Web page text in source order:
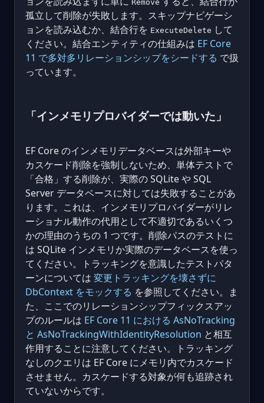
Remove
孤立して削除が失敗します。スキップナビゲーシ
ョンを読み込むか、結合行を ExecuteDelete して
ください。結合エンティティの仕組みは EF Core
11 で多対多リレーションシップをシードする で扱
っています。
「インメモリプロバイダーでは動いた」
EF Core のインメモリデータベースは外部キーや
カスケード削除を強制しないため、単体テストで
「合格」する削除が、実際の SQLite や SQL
Server データベースに対しては失敗することがあ
ります。これは、インメモリプロバイダーがリレ
ーショナル動作の代用として不適切であるいくつ
かの理由のうちの 1 つです。削除パスのテストに
は SQLite インメモリか実際のデータベースを使っ
てください。トラッキングを意識したテストパタ
ーンについては 変更トラッキングを壊さずに
DbContext をモックする を参照してください。ま
た、ここでのリレーションシップフィックスアッ
プのルールは EF Core 11 における AsNoTracking
と AsNoTrackingWithIdentityResolution と相互
作用することに注意してください。トラッキング
なしのクエリは EF Core にメモリ内でカスケード
させません。カスケードする対象が何も追跡され
ていないからです。